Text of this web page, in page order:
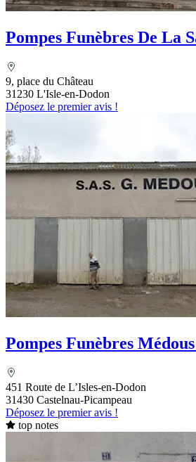
Pompes Funèbres De La
9, place du Château
31230 L'Isle-en-Dodon
Déposez le premier avis !
Pompes Funèbres
451 Route de L’Isles-en-Dodon
31430 Castelnau-Picampeau
Déposez le premier avis !
top notes